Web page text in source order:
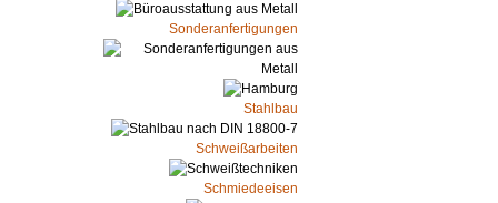
Sonderanfertigungen
Stahlbau
Schweißarbeiten
Schmiedeeisen